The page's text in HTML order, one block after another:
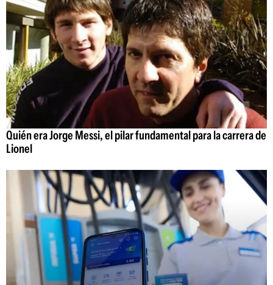
Quién era Jorge Messi, el pilar fundamental para la carrera de
Lionel